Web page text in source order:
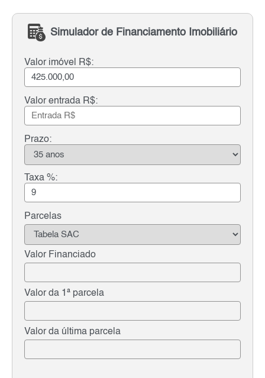
Simulador de Financiamento Imobiliário
Valor imóvel R$:
Valor entrada R$:
Prazo:
Taxa %:
Parcelas
Valor Financiado
Valor da 1ª parcela
Valor da última parcela